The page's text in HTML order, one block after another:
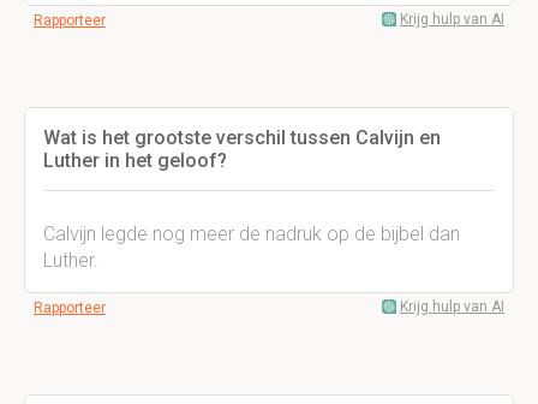
Rapporteer Krijg hulp van AI
Wat is het grootste verschil tussen Calvijn en
Luther in het geloof?
Calvijn legde nog meer de nadruk op de bijbel dan
Luther.
Rapporteer Krijg hulp van AI